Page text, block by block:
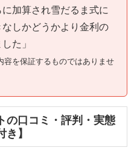
加算され雪だるま式に
しかどうかより金利の
た」
を保証するものではありませ
の口コミ・評判・実態
き】